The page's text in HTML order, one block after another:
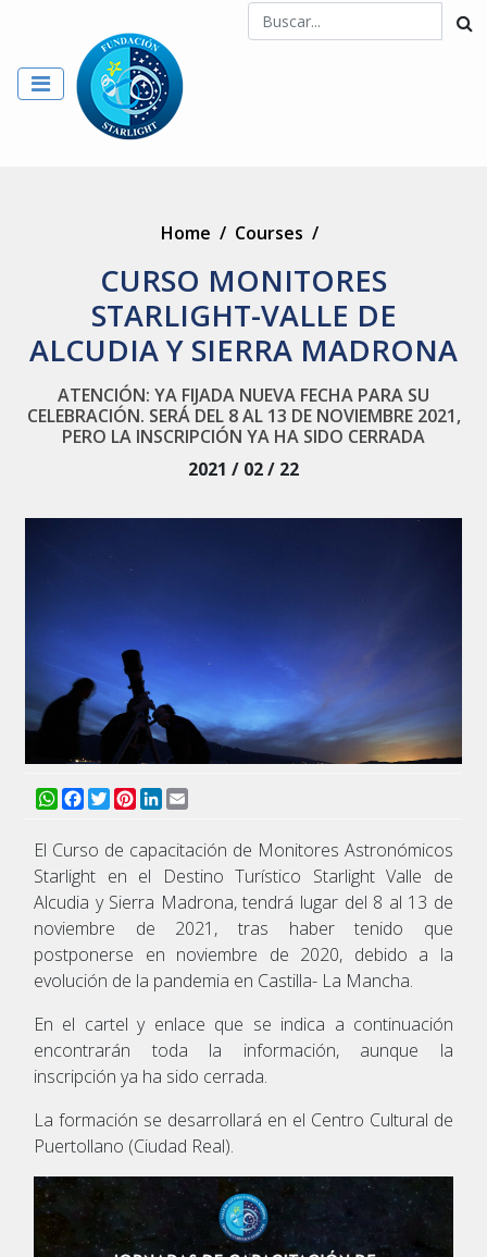
Home / Courses /
CURSO MONITORES
STARLIGHT-VALLE DE
ALCUDIA Y SIERRA MADRONA
ATENCIÓN: YA FIJADA NUEVA FECHA PARA SU
CELEBRACIÓN. SERÁ DEL 8 AL 13 DE NOVIEMBRE 2021,
PERO LA INSCRIPCIÓN YA HA SIDO CERRADA
2021 / 02 / 22
WhatsApp
Facebook
TwitterPinterest
LinkedIn
El Curso de capacitación de Monitores Astronómicos
Starlight en el Destino Turístico Starlight Valle de
Alcudia y Sierra Madrona, tendrá lugar del 8 al 13 de
noviembre de 2021, tras haber tenido que
postponerse en noviembre de 2020, debido a la
evolución de la pandemia en Castilla- La Mancha.
En el cartel y enlace que se indica a continuación
encontrarán toda la información, aunque la
inscripción ya ha sido cerrada.
La formación se desarrollará en el Centro Cultural de
Puertollano (Ciudad Real).